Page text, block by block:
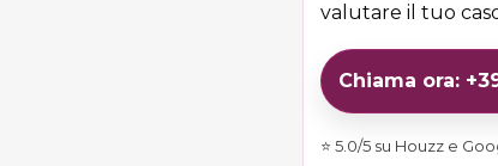
valutare il tuo
Chiama ora:
⭐ 5.0/5 su Houzz e